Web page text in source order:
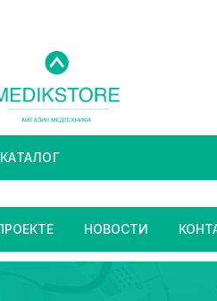
КАТАЛОГ
НОВОСТИ